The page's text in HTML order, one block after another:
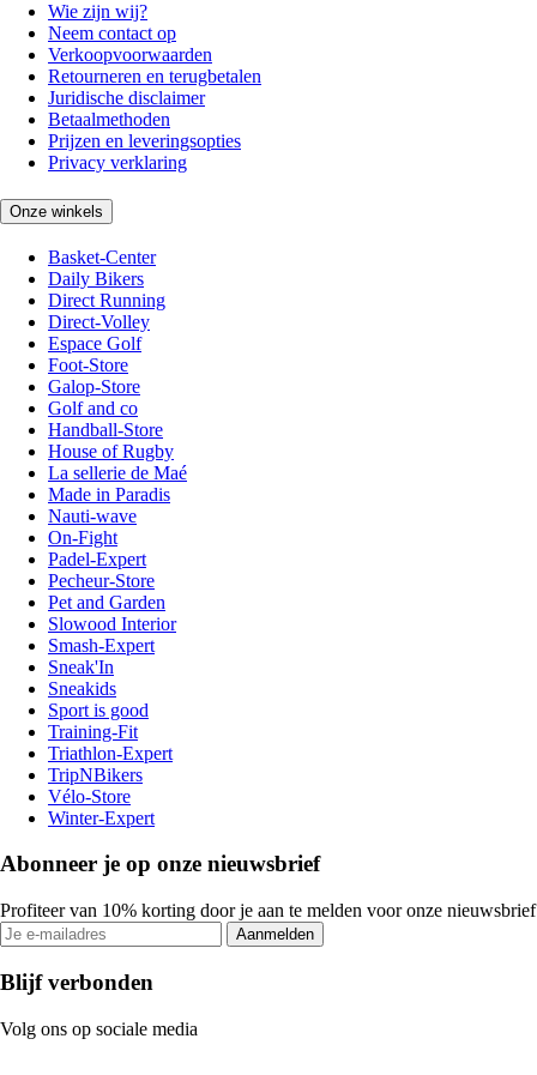
Wie zijn wij?
Neem contact op
Verkoopvoorwaarden
Retourneren en terugbetalen
Juridische disclaimer
Betaalmethoden
Prijzen en leveringsopties
Privacy verklaring
Onze winkels
Basket-Center
Daily Bikers
Direct Running
Direct-Volley
Espace Golf
Foot-Store
Galop-Store
Golf and co
Handball-Store
House of Rugby
La sellerie de Maé
Made in Paradis
Nauti-wave
On-Fight
Padel-Expert
Pecheur-Store
Pet and Garden
Slowood Interior
Smash-Expert
Sneak'In
Sneakids
Sport is good
Training-Fit
Triathlon-Expert
TripNBikers
Vélo-Store
Winter-Expert
Abonneer je op onze nieuwsbrief
Profiteer van 10% korting door je aan te melden voor onze nieuwsbrief
Aanmelden
Blijf verbonden
Volg ons op sociale media